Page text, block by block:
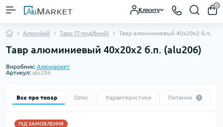
Клієнту
0
Алюміній Тавр (Т-подібний) Тавр алюминиевый 40х20х2 б.п.
Тавр алюминиевый 40х20х2 б.п. (alu206)
Виробник: Алюмаркет
Артикул: alu206
Все про товар Опис Характеристики Питання 0
ПІД ЗАМОВЛЕННЯ